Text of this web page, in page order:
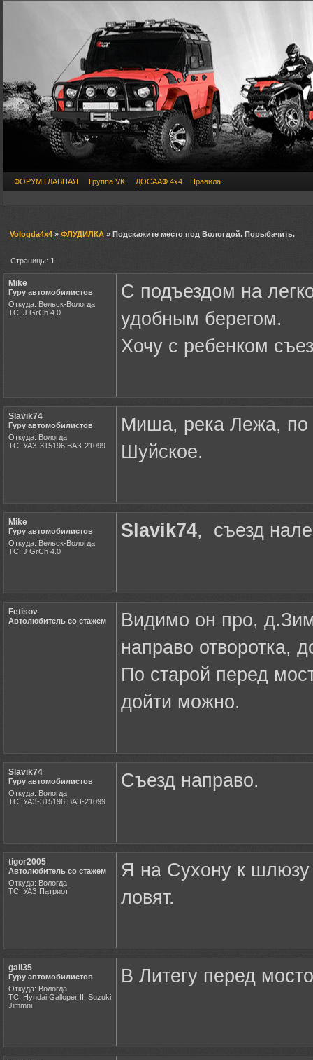
ФОРУМ ГЛАВНАЯ Группа VK ДОСААФ 4х4 Правила
Vologda4x4 » ФЛУДИЛКА » Подскажите место под Вологдой. Порыбачить.
Страницы:1
Mike
Гуру автомобилистов
Откуда: Вельск-Вологда
ТС: J GrCh 4.0
С подъездом на
удобным берегом.
Хочу с ребенком
Slavik74
Гуру автомобилистов
Откуда: Вологда
ТС: УАЗ-315196,ВАЗ-21099
Миша, река Лежа, по
Шуйское.
Mike
Гуру автомобилистов
Откуда: Вельск-Вологда
ТС: J GrCh 4.0
Slavik74, съезд
Fetisov
Автолюбитель со стажем
Видимо он про,
направо отворотка,
По старой перед
дойти можно.
Slavik74
Гуру автомобилистов
Откуда: Вологда
ТС: УАЗ-315196,ВАЗ-21099
Съезд направо.
tigor2005
Автолюбитель со стажем
Откуда: Вологда
ТС: УАЗ Патриот
Я на Сухону к шлюзу
ловят.
gall35
Гуру автомобилистов
Откуда: Вологда
ТС: Hyndai Galloper II, Suzuki
Jimmni
В Литегу перед